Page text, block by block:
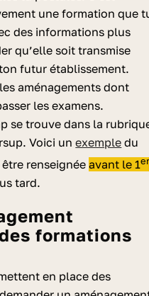
une formation que
des informations plus
qu’elle soit transmise
futur établissement.
aménagements dont
les examens.
se trouve dans la
Voici unexemple du
renseignéeavant le 1er
tard.
formations
en place des